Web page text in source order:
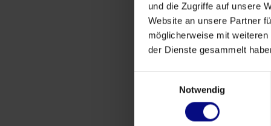
und die Zugriffe auf unsere
Website an unsere Partner
möglicherweise mit
der Dienste gesammelt
Notwendig
industriale in informazioni fruibili